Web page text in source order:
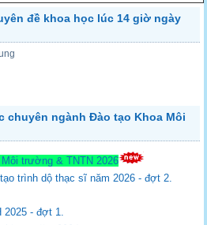
đề khoa học lúc 14 giờ ngày
chuyên ngành Đào tạo Khoa Môi
trường & TNTN 2026
trình dộ thạc sĩ năm 2026 - đợt 2.
2025 - đợt 1.